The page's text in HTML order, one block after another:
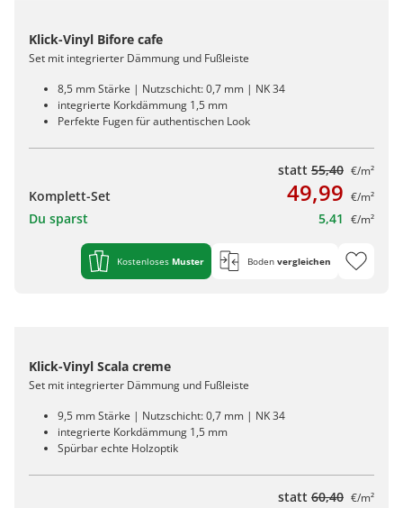
Klick-Vinyl Bifore cafe
Set mit integrierter Dämmung und Fußleiste
8,5 mm Stärke | Nutzschicht: 0,7 mm | NK 34
integrierte Korkdämmung 1,5 mm
Perfekte Fugen für authentischen Look
statt 55,40 €/m²
Komplett-Set 49,99 €/m²
Du sparst 5,41 €/m²
Kostenloses Muster Boden vergleichen
Klick-Vinyl Scala creme
Set mit integrierter Dämmung und Fußleiste
9,5 mm Stärke | Nutzschicht: 0,7 mm | NK 34
integrierte Korkdämmung 1,5 mm
Spürbar echte Holzoptik
statt 60,40 €/m²